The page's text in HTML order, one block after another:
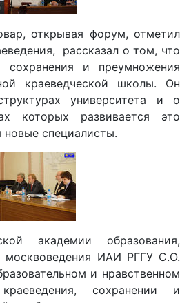
открывая форум, отметил
рассказал о том, что
и преумножения
краеведческой школы. Он
университета и о
которых развивается это
новые специалисты.
академии образования,
москвоведения ИАИ РГГУ С.О.
и нравственном
сохранении и